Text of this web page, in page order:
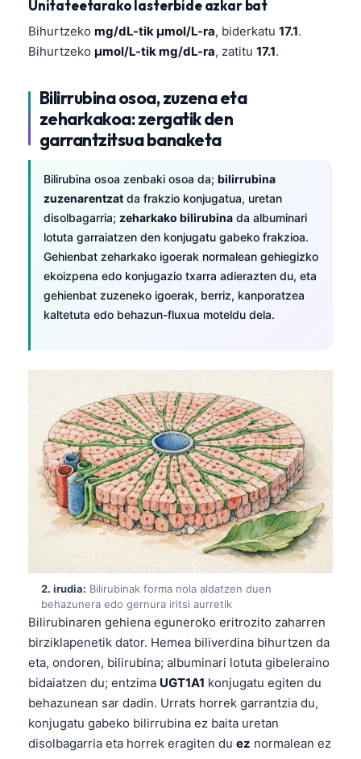
Unitateetarako lasterbide azkar bat
Bihurtzeko mg/dL-tik µmol/L-ra, biderkatu 17.1.
Bihurtzeko µmol/L-tik mg/dL-ra, zatitu 17.1.
Bilirrubina osoa, zuzena eta
zeharkakoa: zergatik den
garrantzitsua banaketa
Bilirubina osoa zenbaki osoa da; bilirrubina
zuzenarentzat da frakzio konjugatua, uretan
disolbagarria; zeharkako bilirubina da albuminari
lotuta garraiatzen den konjugatu gabeko frakzioa.
Gehienbat zeharkako igoerak normalean gehiegizko
ekoizpena edo konjugazio txarra adierazten du, eta
gehienbat zuzeneko igoerak, berriz, kanporatzea
kaltetuta edo behazun-fluxua moteldu dela.
2. irudia: Bilirubinak forma nola aldatzen duen
behazunera edo gernura iritsi aurretik
Bilirubinaren gehiena eguneroko eritrozito zaharren
birziklapenetik dator. Hemea biliverdina bihurtzen da
eta, ondoren, bilirubina; albuminari lotuta gibeleraino
bidaiatzen du; entzima UGT1A1 konjugatu egiten du
behazunean sar dadin. Urrats horrek garrantzia du,
konjugatu gabeko bilirrubina ez baita uretan
disolbagarria eta horrek eragiten du ez normalean ez